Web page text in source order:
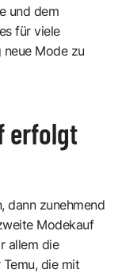
und dem
für viele
Mode zu
erfolgt
dann zunehmend
Modekauf
allem die
die mit